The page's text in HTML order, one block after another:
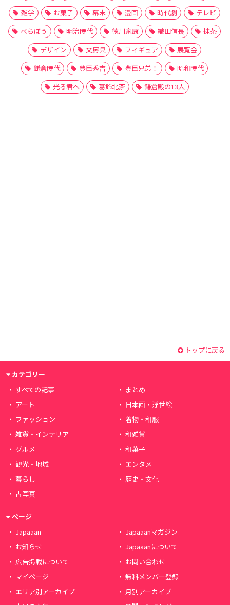
雑学
お菓子 幕末 漫画 時代劇
テレビ
べらぼう
明治時代 徳川家康 織田信長
抹茶
デザイン
文房具 フィギュア
展覧会
鎌倉時代
豊臣秀吉 豊臣兄弟！
昭和時代
光る君へ
葛飾北斎 鎌倉殿の13人
トップに戻る
カテゴリー
すべての記事
まとめ
アート
日本画・浮世絵
ファッション
着物・和服
雑貨・インテリア
和雑貨
グルメ
和菓子
観光・地域
エンタメ
暮らし
歴史・文化
古写真
ページ
Japaaan
Japaaanマガジン
お知らせ
Japaaanについて
広告掲載について
お問い合わせ
マイページ
無料メンバー登録
エリア別アーカイブ
月別アーカイブ